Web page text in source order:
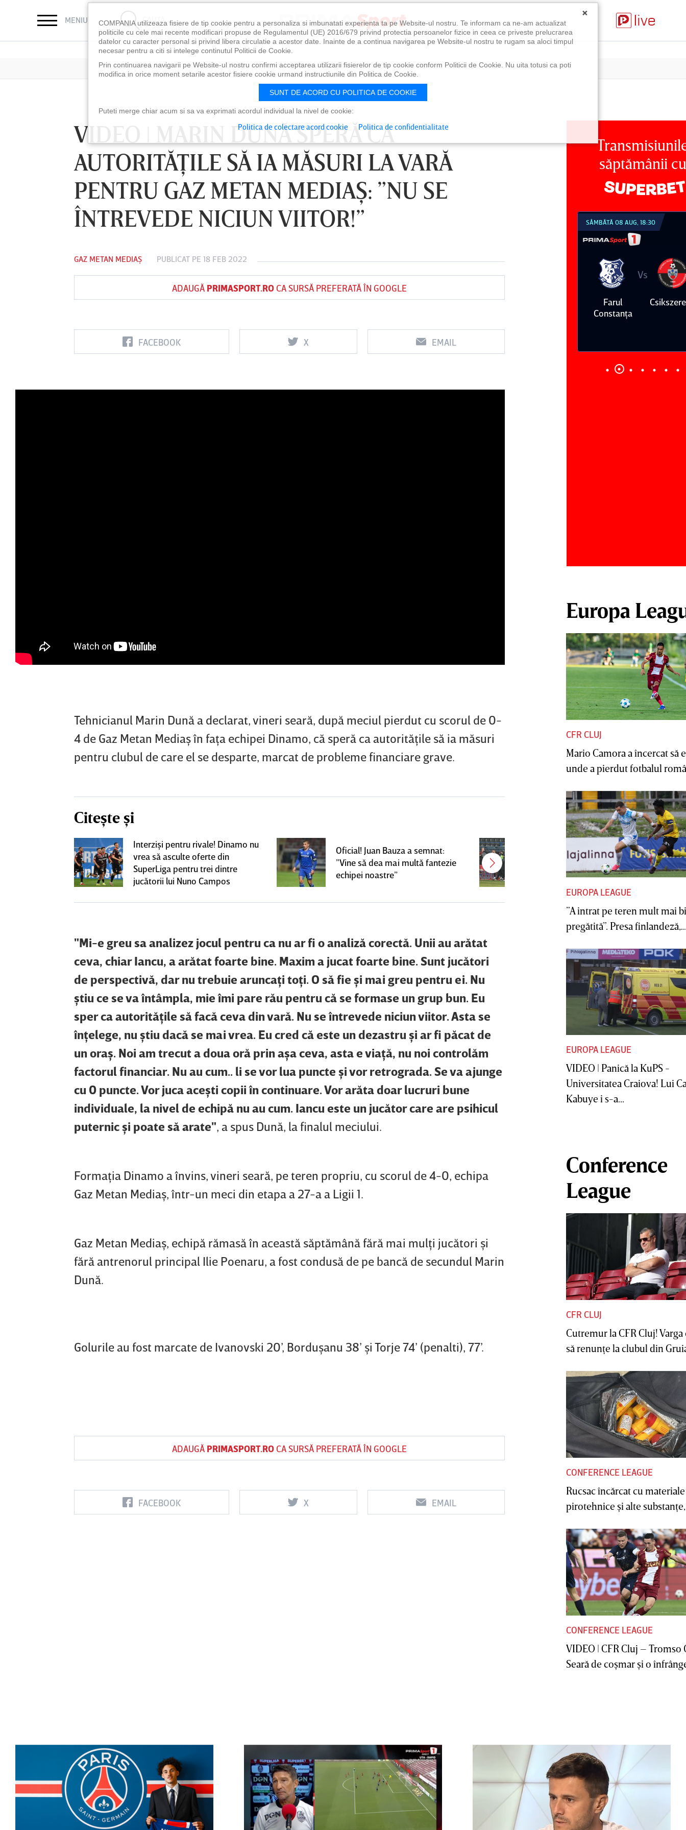
MENIU CAUTĂ
VIDEO ǀ MARIN DUNĂ SPERĂ CA
AUTORITĂŢILE SĂ IA MĂSURI LA VARĂ
PENTRU GAZ METAN MEDIAŞ: ”NU SE
ÎNTREVEDE NICIUN VIITOR!”
GAZ METAN MEDIAȘ PUBLICAT PE 18 FEB 2022
ADAUGĂ PRIMASPORT.ROCA SURSĂ PREFERATĂ ÎN GOOGLE
FACEBOOK X EMAIL
Tehnicianul Marin Dună a declarat, vineri seară, după meciul pierdut cu scorul de 0-
4 de Gaz Metan Mediaş în faţa echipei Dinamo, că speră ca autorităţile să ia măsuri
pentru clubul de care el se desparte, marcat de probleme financiare grave.
Citește și
Interzişi pentru rivale! Dinamo nu
vrea să asculte oferte din
SuperLiga pentru trei dintre
jucătorii lui Nuno Campos
Oficial! Juan Bauza a semnat:
”Vine să dea mai multă fantezie
echipei noastre”
Jucătorul dorit de Pancu în
Giuleşti vrea să rupă contractul cu
CFR Cluj: ”A făcut notificare la
"Mi-e greu sa analizez jocul pentru ca nu ar fi o analiză corectă. Unii au arătat
ceva, chiar Iancu, a arătat foarte bine. Maxim a jucat foarte bine. Sunt jucători
de perspectivă, dar nu trebuie aruncaţi toţi. O să fie şi mai greu pentru ei. Nu
ştiu ce se va întâmpla, mie îmi pare rău pentru că se formase un grup bun. Eu
sper ca autorităţile să facă ceva din vară. Nu se întrevede niciun viitor. Asta se
înţelege, nu ştiu dacă se mai vrea. Eu cred că este un dezastru şi ar fi păcat de
un oraş. Noi am trecut a doua oră prin aşa ceva, asta e viaţă, nu noi controlăm
factorul financiar. Nu au cum.. li se vor lua puncte şi vor retrograda. Se va ajunge
cu 0 puncte. Vor juca aceşti copii în continuare. Vor arăta doar lucruri bune
individuale, la nivel de echipă nu au cum. Iancu este un jucător care are psihicul
puternic şi poate să arate", a spus Dună, la finalul meciului.
Formaţia Dinamo a învins, vineri seară, pe teren propriu, cu scorul de 4-0, echipa
Gaz Metan Mediaş, într-un meci din etapa a 27-a a Ligii 1.
Gaz Metan Mediaş, echipă rămasă în această săptămână fără mai mulţi jucători şi
fără antrenorul principal Ilie Poenaru, a fost condusă de pe bancă de secundul Marin
Dună.
Golurile au fost marcate de Ivanovski 20’, Borduşanu 38’ şi Torje 74’ (penalti), 77’.
ADAUGĂ PRIMASPORT.ROCA SURSĂ PREFERATĂ ÎN GOOGLE
FACEBOOK X EMAIL
săptămânii cu
LUNI 10 AUG, 18:30
FC Botoşani
Vs
Corvinul
LUNI 10 AUG, 21:30
Sepsi OSK Sf
Vs
FCSB
VINERI 07 AUG, 21:00
UTA Arad
Vs
Rapid
Farul
Vs
SÂMBĂTĂ 08 AUG, 21:30
Dinamo
Vs
FC
Europa
CFR CLUJ
Mario Camora a încercat să
unde a pierdut fotbalul
EUROPA LEAGUE
”A intrat pe teren mult mai
pregătită”. Presa
EUROPA LEAGUE
VIDEO | Panică la KuPS -
Universitatea Craiova! Lui
Kabuye i s-a...
Conference
League
CFR CLUJ
Cutremur la CFR Cluj! Varga
să renunţe la clubul din
CONFERENCE LEAGUE
Rucsac încărcat cu materiale
pirotehnice şi alte substanţe,
CONFERENCE LEAGUE
VIDEO | CFR Cluj – Tromso
Seară de coşmar şi o
×
COMPANIA utilizeaza fisiere de tip cookie pentru a personaliza si imbunatati experienta ta pe Website-ul nostru. Te informam ca ne-am actualizat
politicile cu cele mai recente modificari propuse de Regulamentul (UE) 2016/679 privind protectia persoanelor fizice in ceea ce priveste prelucrarea
datelor cu caracter personal si privind libera circulatie a acestor date. Inainte de a continua navigarea pe Website-ul nostru te rugam sa aloci timpul
necesar pentru a citi si intelege continutul Politicii de Cookie.
Prin continuarea navigarii pe Website-ul nostru confirmi acceptarea utilizarii fisierelor de tip cookie conform Politicii de Cookie. Nu uita totusi ca poti
modifica in orice moment setarile acestor fisiere cookie urmand instructiunile din Politica de Cookie.
SUNT DE ACORD CU POLITICA DE COOKIE
Puteti merge chiar acum si sa va exprimati acordul individual la nivel de cookie:
Politica de colectare acord cookie Politica de confidentialitate